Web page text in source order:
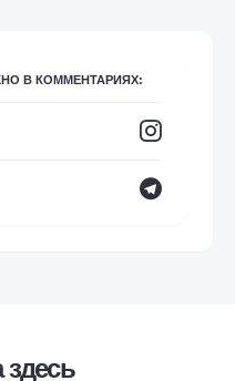
В КОММЕНТАРИЯХ: